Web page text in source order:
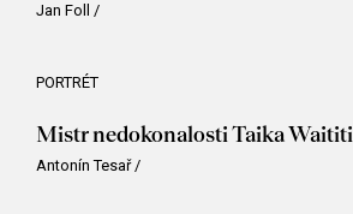
Jan Foll /
PORTRÉT
Mistr nedokonalosti Taika Waititi
Antonín Tesař/